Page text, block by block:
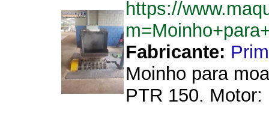
https://
Fabricante:
Moinho para
PTR 150.